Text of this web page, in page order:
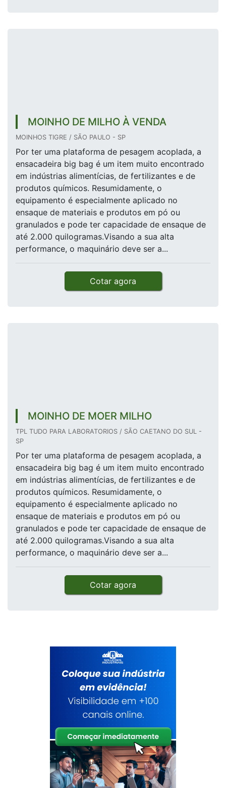
MOINHO DE MILHO À VENDA
MOINHOS TIGRE / SÃO PAULO - SP
Por ter uma plataforma de pesagem acoplada, a
ensacadeira big bag é um item muito encontrado
em indústrias alimentícias, de fertilizantes e de
produtos químicos. Resumidamente, o
equipamento é especialmente aplicado no
ensaque de materiais e produtos em pó ou
granulados e pode ter capacidade de ensaque de
até 2.000 quilogramas.Visando a sua alta
performance, o maquinário deve ser a...
Cotar agora
MOINHO DE MOER MILHO
TPL TUDO PARA LABORATORIOS / SÃO CAETANO DO SUL -
SP
Por ter uma plataforma de pesagem acoplada, a
ensacadeira big bag é um item muito encontrado
em indústrias alimentícias, de fertilizantes e de
produtos químicos. Resumidamente, o
equipamento é especialmente aplicado no
ensaque de materiais e produtos em pó ou
granulados e pode ter capacidade de ensaque de
até 2.000 quilogramas.Visando a sua alta
performance, o maquinário deve ser a...
Cotar agora